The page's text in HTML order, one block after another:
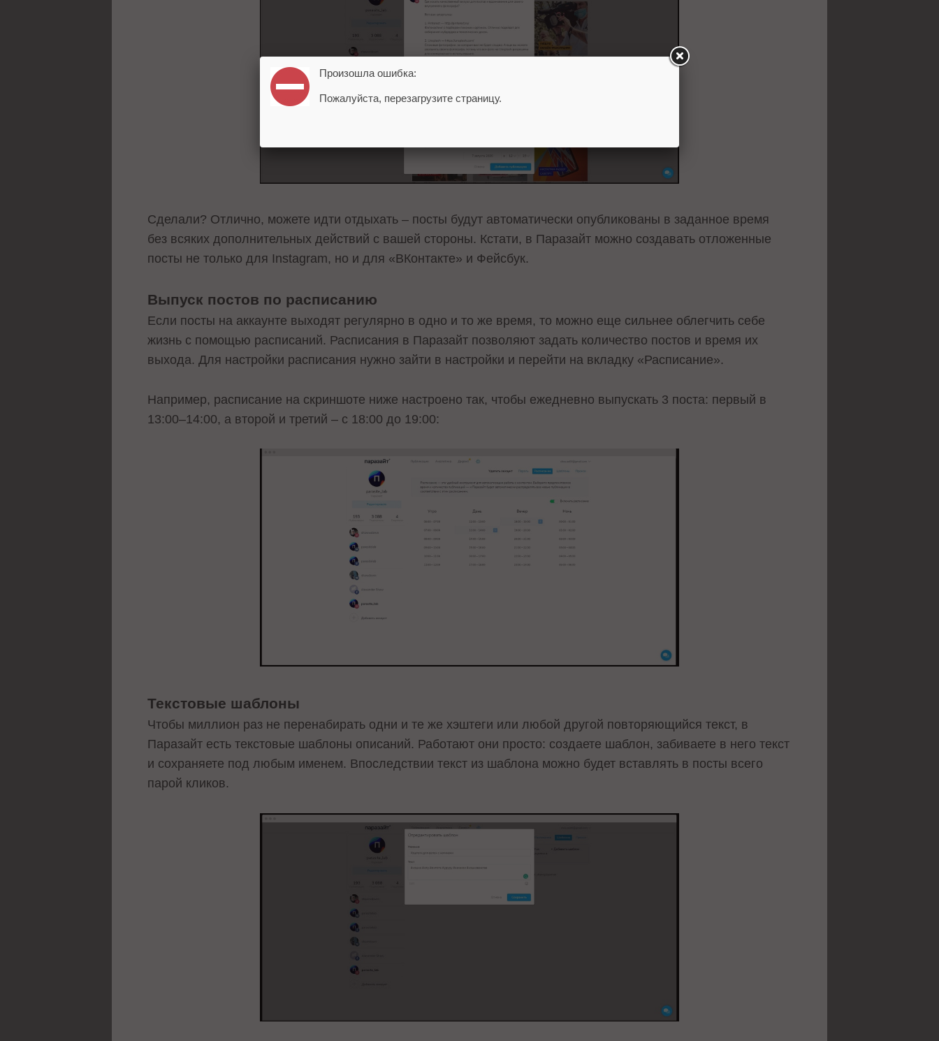
Сделали? Отлично, можете идти отдыхать – посты будут автоматически опубликованы в заданное время
без всяких дополнительных действий с вашей стороны. Кстати, в Паразайт можно создавать отложенные
посты не только для Instagram, но и для «ВКонтакте» и Фейсбук.
Выпуск постов по расписанию
Если посты на аккаунте выходят регулярно в одно и то же время, то можно еще сильнее облегчить себе
жизнь с помощью расписаний. Расписания в Паразайт позволяют задать количество постов и время их
выхода. Для настройки расписания нужно зайти в настройки и перейти на вкладку «Расписание».
Например, расписание на скриншоте ниже настроено так, чтобы ежедневно выпускать 3 поста: первый в
13:00–14:00, а второй и третий – с 18:00 до 19:00:
Текстовые шаблоны
Чтобы миллион раз не перенабирать одни и те же хэштеги или любой другой повторяющийся текст, в
Паразайт есть текстовые шаблоны описаний. Работают они просто: создаете шаблон, забиваете в него текст
и сохраняете под любым именем. Впоследствии текст из шаблона можно будет вставлять в посты всего
парой кликов.
Произошла ошибка:
Пожалуйста, перезагрузите страницу.